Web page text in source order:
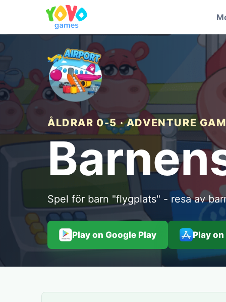
ÅLDRAR 0-5 · ADVENTURE
Spel för barn "flygplats" - resa av
Play on Google Play Play